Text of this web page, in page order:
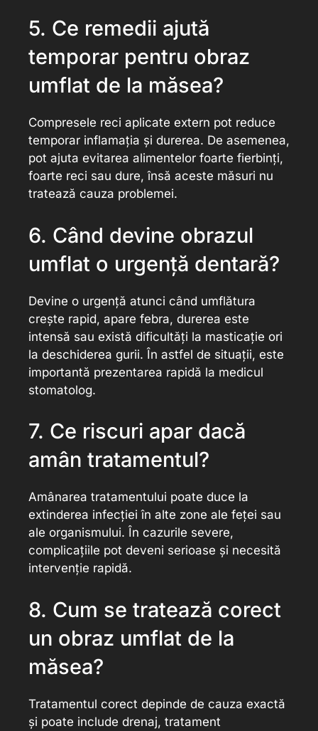
5. Ce remedii ajută
temporar pentru obraz
umflat de la măsea?
Compresele reci aplicate extern pot reduce
temporar inflamația și durerea. De asemenea,
pot ajuta evitarea alimentelor foarte fierbinți,
foarte reci sau dure, însă aceste măsuri nu
tratează cauza problemei.
6. Când devine obrazul
umflat o urgență dentară?
Devine o urgență atunci când umflătura
crește rapid, apare febra, durerea este
intensă sau există dificultăți la masticație ori
la deschiderea gurii. În astfel de situații, este
importantă prezentarea rapidă la medicul
stomatolog.
7. Ce riscuri apar dacă
amân tratamentul?
Amânarea tratamentului poate duce la
extinderea infecției în alte zone ale feței sau
ale organismului. În cazurile severe,
complicațiile pot deveni serioase și necesită
intervenție rapidă.
8. Cum se tratează corect
un obraz umflat de la
măsea?
Tratamentul corect depinde de cauza exactă
și poate include drenaj, tratament